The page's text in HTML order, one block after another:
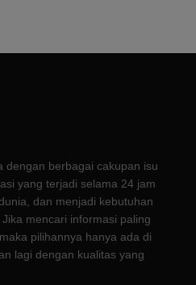
dengan berbagai cakupan isu
yang terjadi selama 24 jam
dan menjadi kebutuhan
mencari informasi paling
pilihannya hanya ada di
lagi dengan kualitas yang